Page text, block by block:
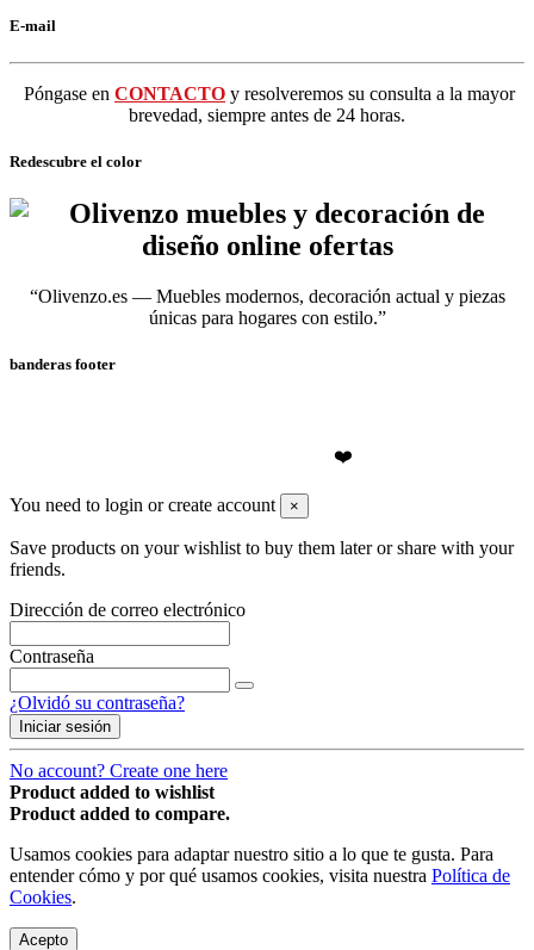
E-mail
Póngase en CONTACTO y resolveremos su consulta a la mayor
brevedad, siempre antes de 24 horas.
Redescubre el color
“Olivenzo.es — Muebles modernos, decoración actual y piezas
únicas para hogares con estilo.”
banderas footer
❤️
You need to login or create account ×
Save products on your wishlist to buy them later or share with your
friends.
Dirección de correo electrónico
Contraseña
¿Olvidó su contraseña?
Iniciar sesión
No account? Create one here
Product added to wishlist
Product added to compare.
Usamos cookies para adaptar nuestro sitio a lo que te gusta. Para
entender cómo y por qué usamos cookies, visita nuestra Política de
Cookies.
Acepto